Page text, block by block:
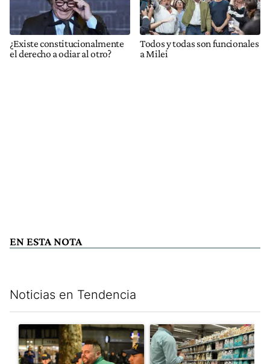
¿Existe constitucionalmente
el derecho a odiar al otro?
Todos y todas son funcionales
a Milei
EN ESTA NOTA
Noticias en Tendencia
Un artículo de tendencia con el título "La violencia sigue en
Un artículo de tendencia con